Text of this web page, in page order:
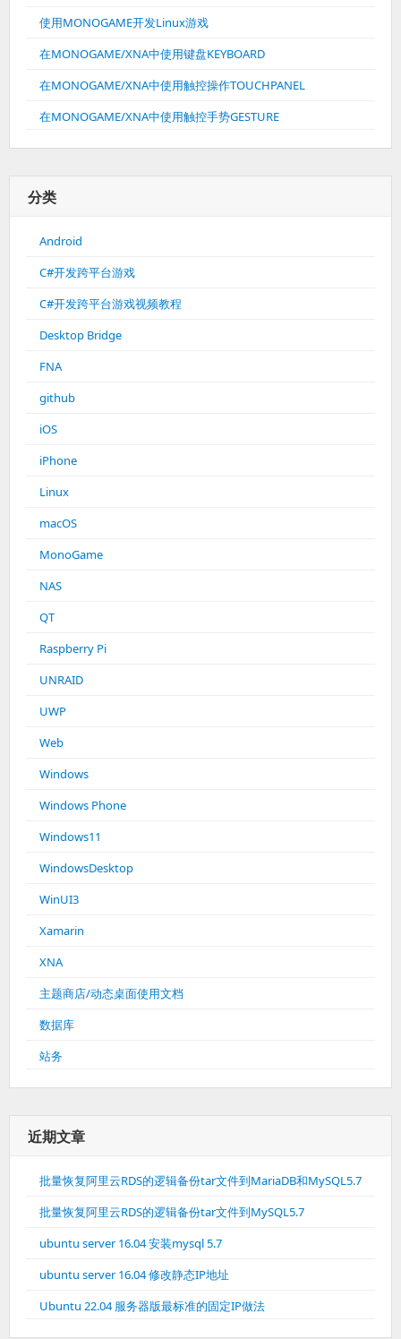
使用MONOGAME开发Linux游戏
在MONOGAME/XNA中使用键盘KEYBOARD
在MONOGAME/XNA中使用触控操作TOUCHPANEL
在MONOGAME/XNA中使用触控手势GESTURE
分类
Android
C#开发跨平台游戏
C#开发跨平台游戏视频教程
Desktop Bridge
FNA
github
iOS
iPhone
Linux
macOS
MonoGame
NAS
QT
Raspberry Pi
UNRAID
UWP
Web
Windows
Windows Phone
Windows11
WindowsDesktop
WinUI3
Xamarin
XNA
主题商店/动态桌面使用文档
数据库
站务
近期文章
批量恢复阿里云RDS的逻辑备份tar文件到MariaDB和MySQL5.7
批量恢复阿里云RDS的逻辑备份tar文件到MySQL5.7
ubuntu server 16.04 安装mysql 5.7
ubuntu server 16.04 修改静态IP地址
Ubuntu 22.04 服务器版最标准的固定IP做法